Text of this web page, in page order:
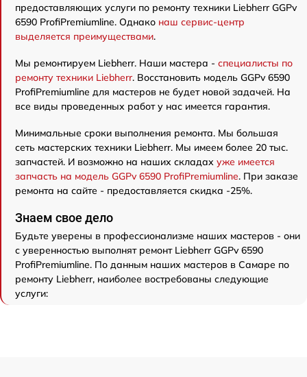
предоставляющих услуги по ремонту техники Liebherr GGPv
6590 ProfiPremiumline. Однако наш сервис-центр
выделяется преимуществами.
Мы ремонтируем Liebherr. Наши мастера - специалисты по
ремонту техники Liebherr. Восстановить модель GGPv 6590
ProfiPremiumline для мастеров не будет новой задачей. На
все виды проведенных работ у нас имеется гарантия.
Минимальные сроки выполнения ремонта. Мы большая
сеть мастерских техники Liebherr. Мы имеем более 20 тыс.
запчастей. И возможно на наших складах уже имеется
запчасть на модель GGPv 6590 ProfiPremiumline. При заказе
ремонта на сайте - предоставляется скидка -25%.
Знаем свое дело
Будьте уверены в профессионализме наших мастеров - они
с уверенностью выполнят ремонт Liebherr GGPv 6590
ProfiPremiumline. По данным наших мастеров в Самаре по
ремонту Liebherr, наиболее востребованы следующие
услуги: